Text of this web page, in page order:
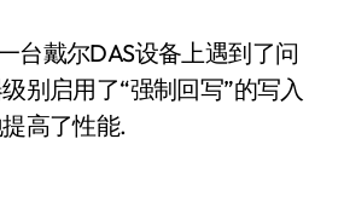
台戴尔DAS设备上遇到了问
别启用了“强制回写”的写入
高了性能.